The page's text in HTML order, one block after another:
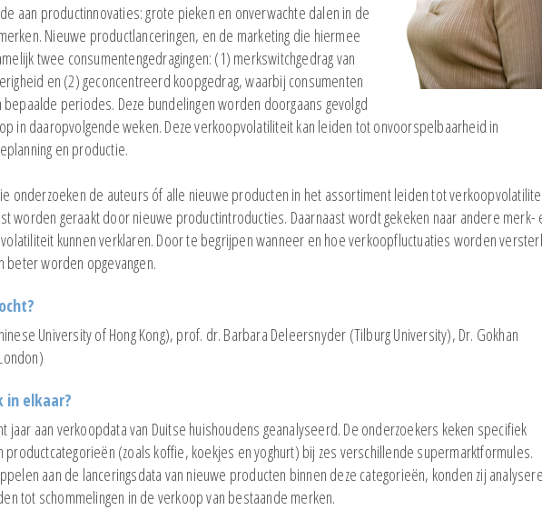
aan productinnovaties: grote pieken en onverwachte dalen in de
Nieuwe productlanceringen, en de marketing die hiermee
twee consumentengedragingen: (1) merkswitchgedrag van
en (2) geconcentreerd koopgedrag, waarbij consumenten
periodes. Deze bundelingen worden doorgaans gevolgd
in daaropvolgende weken. Deze verkoopvolatiliteit kan leiden tot onvoorspelbaarheid in
en productie.
onderzoeken de auteurs óf alle nieuwe producten in het assortiment leiden tot
worden geraakt door nieuwe productintroducties. Daarnaast wordt gekeken naar andere merk-
kunnen verklaren. Door te begrijpen wanneer en hoe verkoopfluctuaties worden
beter worden opgevangen.
University of Hong Kong), prof. dr. Barbara Deleersnyder (Tilburg University), Dr. Gokhan
in elkaar?
jaar aan verkoopdata van Duitse huishoudens geanalyseerd. De onderzoekers keken specifiek
productcategorieën (zoals koffie, koekjes en yoghurt) bij zes verschillende supermarktformules.
aan de lanceringsdata van nieuwe producten binnen deze categorieën, konden zij
tot schommelingen in de verkoop van bestaande merken.